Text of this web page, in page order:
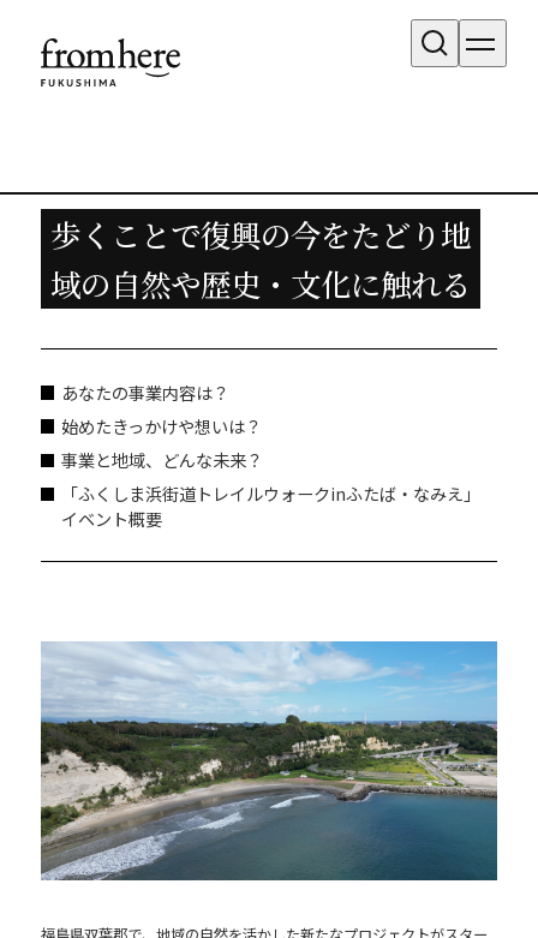
歩くことで復興の今をたどり地
域の自然や歴史・文化に触れる
あなたの事業内容は？
始めたきっかけや想いは？
事業と地域、どんな未来？
「ふくしま浜街道トレイルウォークinふたば・なみえ」
イベント概要